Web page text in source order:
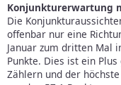
Konjunkturerwartung
Die
offenbar nur eine
Januar zum dritten Mal
Punkte. Dies ist ein
Zählern und der